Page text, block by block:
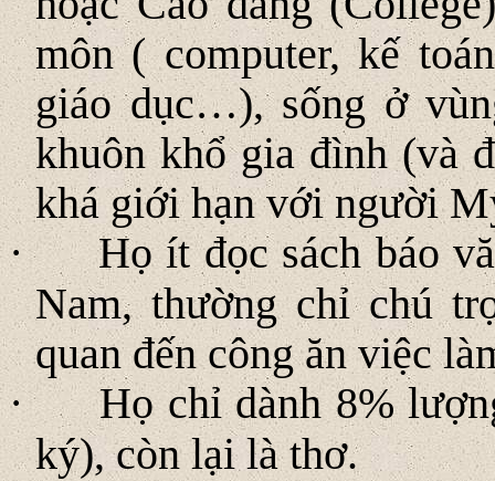
môn ( computer, kế
giáo dục…), sống ở
khuôn khổ gia đình (và
khá giới hạn với người
·
Họ ít đọc sách báo
Nam, thường chỉ chú
quan đến công ăn việc
·
Họ chỉ dành 8%
ký), còn lại là thơ.